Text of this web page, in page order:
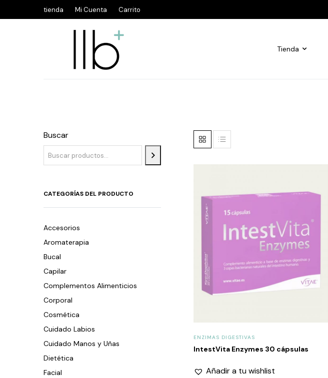
tienda Mi Cuenta Carrito
Tienda
Buscar
CATEGORÍAS DEL PRODUCTO
Accesorios
Aromaterapia
Bucal
Capilar
Complementos Alimenticios
Corporal
Cosmética
Cuidado Labios
Cuidado Manos y Uñas
Dietética
Facial
ENZIMAS DIGESTIVAS
IntestVita Enzymes 30 cápsulas
Añadir a tu wishlist